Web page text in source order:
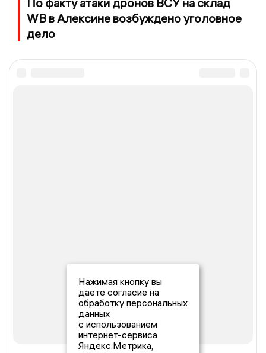
WB в Алексине возбуждено уголовное
дело
Нажимая кнопку вы
даете согласие на
обработку персональных
данных
с использованием
интернет-сервиса
Яндекс.Метрика,